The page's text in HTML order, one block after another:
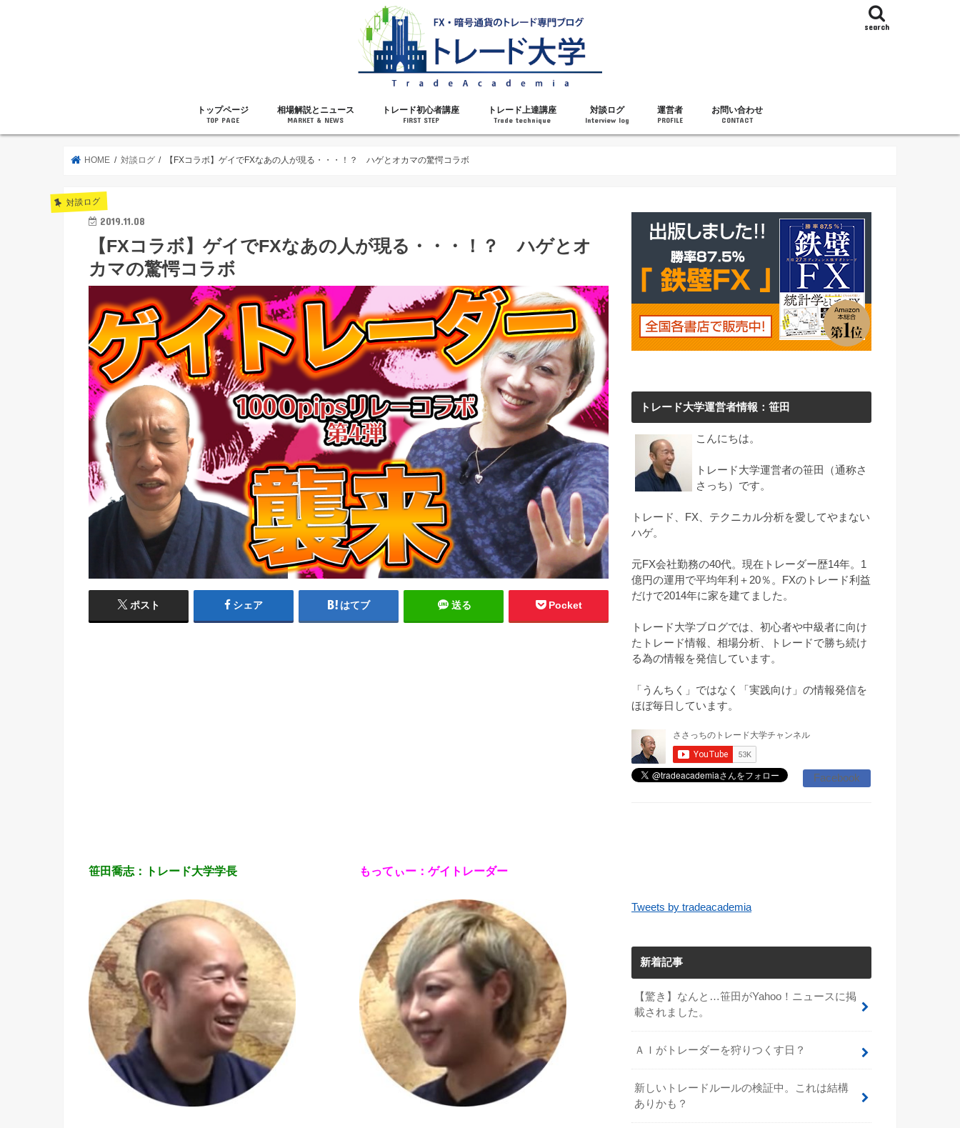
search
トップページ
TOP PAGE
相場解説とニュース
MARKET & NEWS
トレード初心者講座
FIRST STEP
トレード上達講座
Trade technique
対談ログ
Interview log
運営者
PROFILE
お問い合わせ
CONTACT
HOME 対談ログ 【FXコラボ】ゲイでFXなあの人が現る・・・！？ ハゲとオカマの驚愕コラボ
対談ログ
2019.11.08
【FXコラボ】ゲイでFXなあの人が現る・・・！？ ハゲとオ
カマの驚愕コラボ
ポスト シェア はてブ 送る Pocket
笹田喬志：トレード大学学長 もってぃー：ゲイトレーダー
トレード大学運営者情報：笹田
こんにちは。
トレード大学運営者の笹田（通称さ
さっち）です。
トレード、FX、テクニカル分析を愛してやまない
ハゲ。
元FX会社勤務の40代。現在トレーダー歴14年。1
億円の運用で平均年利＋20％。FXのトレード利益
だけで2014年に家を建てました。
トレード大学ブログでは、初心者や中級者に向け
たトレード情報、相場分析、トレードで勝ち続け
る為の情報を発信しています。
「うんちく」ではなく「実践向け」の情報発信を
ほぼ毎日しています。
Facebook
Tweets by tradeacademia
新着記事
【驚き】なんと…笹田がYahoo！ニュースに掲
載されました。
ＡＩがトレーダーを狩りつくす日？
新しいトレードルールの検証中。これは結構
ありかも？